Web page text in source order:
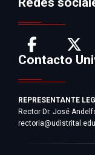
Contacto
REPRESENTANTE
Rector Dr. José